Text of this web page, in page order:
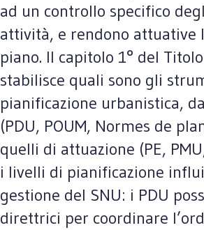
ad un controllo specifico
attività, e rendono attuative
piano. Il capitolo 1° del
stabilisce quali sono gli
pianificazione urbanistica,
(PDU, POUM, Normes de
quelli di attuazione (PE,
i livelli di pianificazione
gestione del SNU: i PDU
direttrici per coordinare